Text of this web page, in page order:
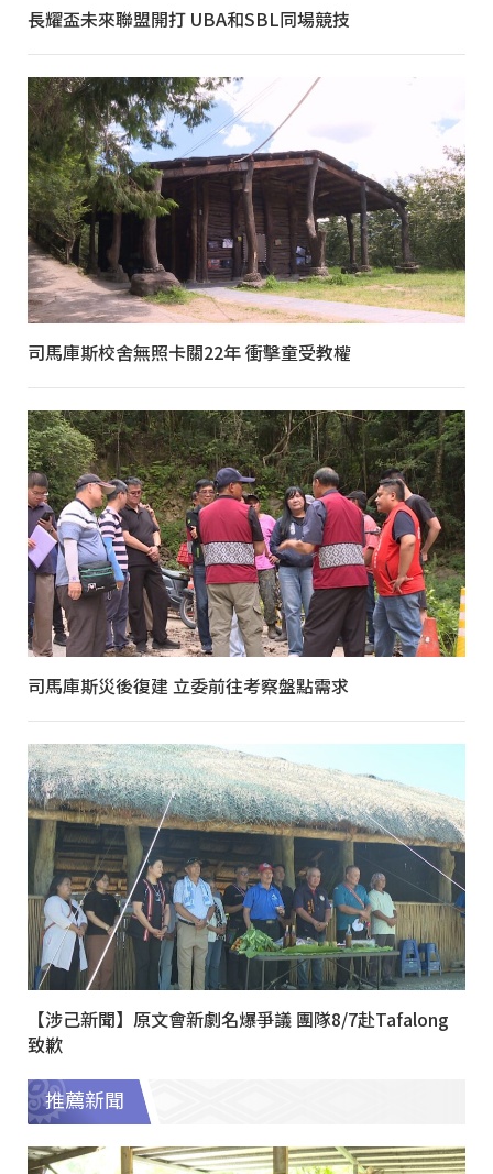
長耀盃未來聯盟開打 UBA和SBL同場競技
司馬庫斯校舍無照卡關22年 衝擊童受教權
司馬庫斯災後復建 立委前往考察盤點需求
【涉己新聞】原文會新劇名爆爭議 團隊8/7赴Tafalong
致歉
推薦新聞